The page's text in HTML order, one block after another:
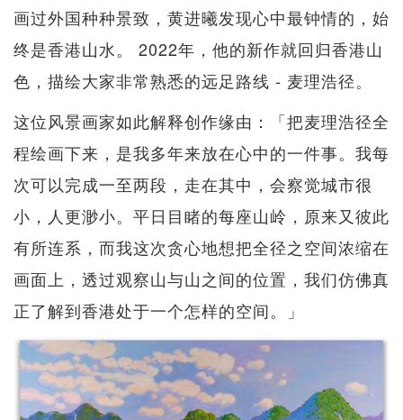
画过外国种种景致，黄进曦发现心中最钟情的，始
终是香港山水。 2022年，他的新作就回归香港山
色，描绘大家非常熟悉的远足路线 - 麦理浩径。
这位风景画家如此解释创作缘由：「把麦理浩径全
程绘画下来，是我多年来放在心中的一件事。我每
次可以完成一至两段，走在其中，会察觉城市很
小，人更渺小。平日目睹的每座山岭，原来又彼此
有所连系，而我这次贪心地想把全径之空间浓缩在
画面上，透过观察山与山之间的位置，我们仿佛真
正了解到香港处于一个怎样的空间。」